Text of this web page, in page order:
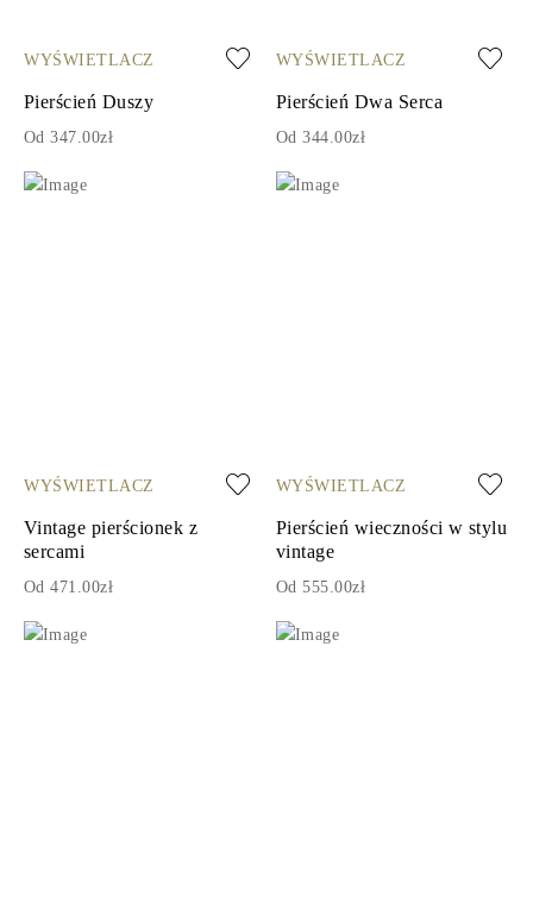
WYŚWIETLACZ
Pierścień Duszy
Od 347.00zł
WYŚWIETLACZ
Pierścień Dwa Serca
Od 344.00zł
WYŚWIETLACZ
Vintage pierścionek z
sercami
Od 471.00zł
WYŚWIETLACZ
Pierścień wieczności w stylu
vintage
Od 555.00zł